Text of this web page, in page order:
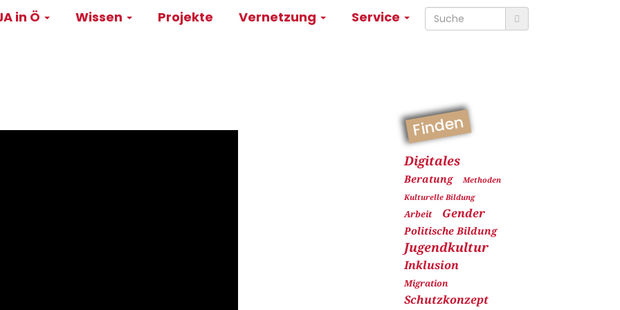
in Ö Wissen Projekte Vernetzung Service
Finden
Digitales
Beratung
Methoden
Kulturelle Bildung
Arbeit Gender
Politische Bildung
Jugendkultur
Inklusion
Migration
Schutzkonzept